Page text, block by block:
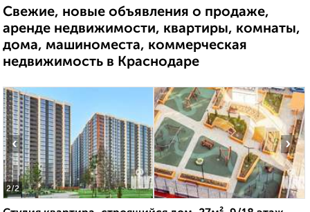
Свежие, новые объявления о продаже,
аренде недвижимости, квартиры, комнаты,
дома, машиноместа, коммерческая
недвижимость в Краснодаре
2/2
‹ ›